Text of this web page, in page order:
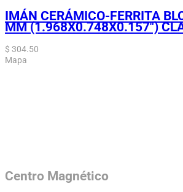
IMÁN CERÁMICO-FERRITA
MM (1.968X0.748X0.157″)
$ 304.50
Mapa
Centro Magnético